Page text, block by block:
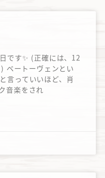
です✨ (正確には、12
ベートーヴェンとい
言っていいほど、肖
音楽をされ